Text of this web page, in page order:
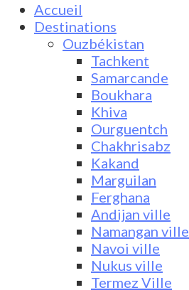
Accueil
Destinations
Ouzbékistan
Tachkent
Samarcande
Boukhara
Khiva
Ourguentch
Chakhrisabz
Kakand
Marguilan
Ferghana
Andijan ville
Namangan ville
Navoi ville
Nukus ville
Termez Ville